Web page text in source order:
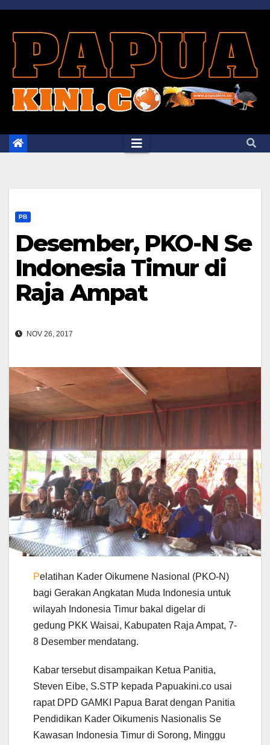
Skip
content
PB
Desember, PKO-N Se
Indonesia Timur di
Raja Ampat
NOV 26, 2017
Pelatihan Kader Oikumene Nasional (PKO-N)
bagi Gerakan Angkatan Muda Indonesia untuk
wilayah Indonesia Timur bakal digelar di
gedung PKK Waisai, Kabupaten Raja Ampat, 7-
8 Desember mendatang.
Kabar tersebut disampaikan Ketua Panitia,
Steven Eibe, S.STP kepada Papuakini.co usai
rapat DPD GAMKI Papua Barat dengan Panitia
Pendidikan Kader Oikumenis Nasionalis Se
Kawasan Indonesia Timur di Sorong, Minggu